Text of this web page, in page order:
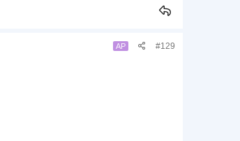
AP #129